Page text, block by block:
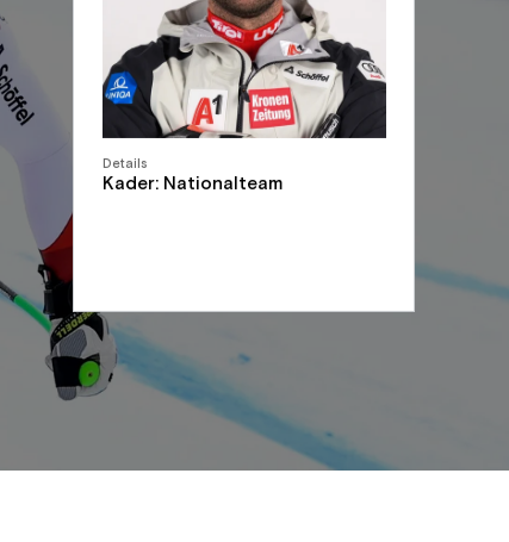
Details
Kader: Nationalteam